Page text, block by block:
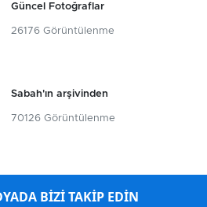
Güncel Fotoğraflar
26176 Görüntülenme
Sabah'ın arşivinden
70126 Görüntülenme
BİZİ TAKİP EDİN